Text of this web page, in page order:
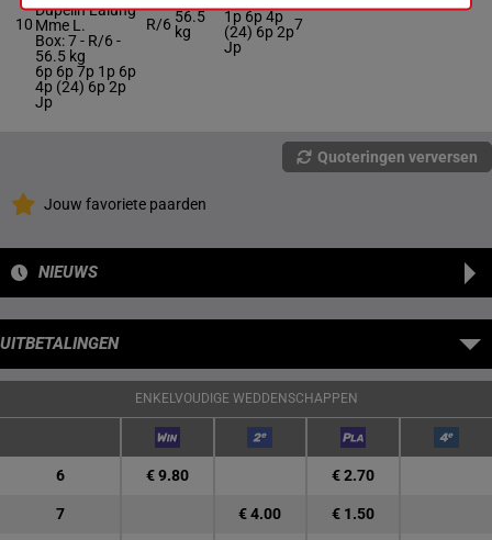
10
Dupelin Lalung
Mme L.
Box: 7 - R/6 -
56.5 kg
6p 6p 7p 1p 6p
4p (24) 6p 2p
Jp
R/6 56.5
kg
1p 6p 4p
(24) 6p 2p
Jp
7
Quoteringen verversen
Jouw favoriete paarden
NIEUWS
UITBETALINGEN
ENKELVOUDIGE WEDDENSCHAPPEN
6 € 9.80 € 2.70
7 € 4.00 € 1.50